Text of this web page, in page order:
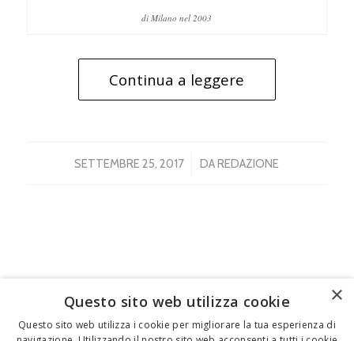
di Milano nel 2003
Continua a leggere
SETTEMBRE 25, 2017
/ DAREDAZIONE
FEDERICO MOTTA EDITORE
×
Questo sito web utilizza cookie
Questo sito web utilizza i cookie per migliorare la tua esperienza di